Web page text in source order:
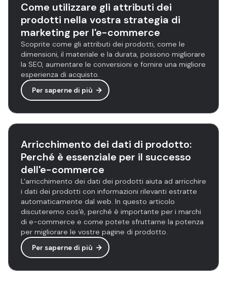
Come utilizzare gli attributi dei
prodotti nella vostra strategia di
marketing per l'e-commerce
Scoprite come gli attributi dei prodotti, come le
dimensioni, il materiale e la durata, possono migliorare
la SEO, aumentare le conversioni e fornire una migliore
esperienza di acquisto.
Per saperne di più
Arricchimento dei dati di prodotto:
Perché è essenziale per il successo
dell'e-commerce
L'arricchimento dei dati dei prodotti aiuta ad arricchire
i dati dei prodotti con informazioni rilevanti estratte
automaticamente dal web. In questo articolo
discuteremo cos'è, perché è importante per i marchi
di e-commerce e come potete sfruttarne la potenza
per migliorare le vostre pagine di prodotto.
Per saperne di più